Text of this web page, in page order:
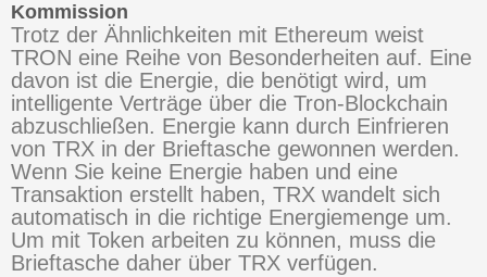
Kommission
Trotz der Ähnlichkeiten mit Ethereum weist
TRON eine Reihe von Besonderheiten auf. Eine
davon ist die Energie, die benötigt wird, um
intelligente Verträge über die Tron-Blockchain
abzuschließen. Energie kann durch Einfrieren
von TRX in der Brieftasche gewonnen werden.
Wenn Sie keine Energie haben und eine
Transaktion erstellt haben, TRX wandelt sich
automatisch in die richtige Energiemenge um.
Um mit Token arbeiten zu können, muss die
Brieftasche daher über TRX verfügen.